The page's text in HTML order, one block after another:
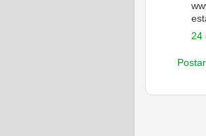
24